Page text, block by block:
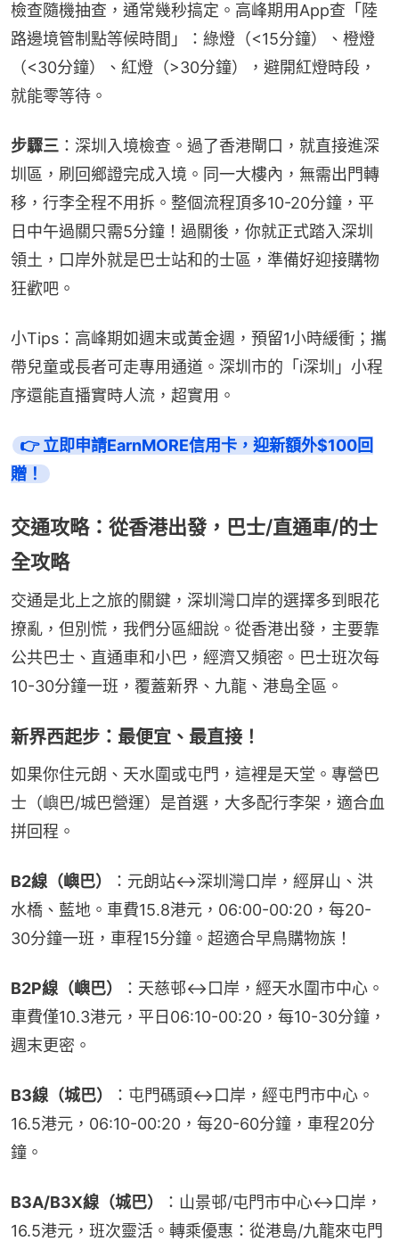
檢查隨機抽查，通常幾秒搞定。高峰期用App查「陸
路邊境管制點等候時間」：綠燈（<15分鐘）、橙燈
（<30分鐘）、紅燈（>30分鐘），避開紅燈時段，
就能零等待。
步驟三 ：深圳入境檢查。過了香港閘口，就直接進深
圳區，刷回鄉證完成入境。同一大樓內，無需出門轉
移，行李全程不用拆。整個流程頂多10-20分鐘，平
日中午過關只需5分鐘！過關後，你就正式踏入深圳
領土，口岸外就是巴士站和的士區，準備好迎接購物
狂歡吧。
小Tips：高峰期如週末或黃金週，預留1小時緩衝；攜
帶兒童或長者可走專用通道。深圳市的「i深圳」小程
序還能直播實時人流，超實用。
👉 立即申請EarnMORE信用卡，迎新額外$100回
贈！
交通攻略：從香港出發，巴士/直通車/的士
全攻略
交通是北上之旅的關鍵，深圳灣口岸的選擇多到眼花
撩亂，但別慌，我們分區細說。從香港出發，主要靠
公共巴士、直通車和小巴，經濟又頻密。巴士班次每
10-30分鐘一班，覆蓋新界、九龍、港島全區。
新界西起步：最便宜、最直接！
如果你住元朗、天水圍或屯門，這裡是天堂。專營巴
士（嶼巴/城巴營運）是首選，大多配行李架，適合血
拼回程。
B2線（嶼巴）
：元朗站↔深圳灣口岸，經屏山、洪
水橋、藍地。車費15.8港元，06:00-00:20，每20-
30分鐘一班，車程15分鐘。超適合早鳥購物族！
B2P線（嶼巴）
：天慈邨↔口岸，經天水圍市中心。
車費僅10.3港元，平日06:10-00:20，每10-30分鐘，
週末更密。
B3線（城巴）
：屯門碼頭↔口岸，經屯門市中心。
16.5港元，06:10-00:20，每20-60分鐘，車程20分
鐘。
B3A/B3X線（城巴）
：山景邨/屯門市中心↔口岸，
16.5港元，班次靈活。轉乘優惠：從港島/九龍來屯門